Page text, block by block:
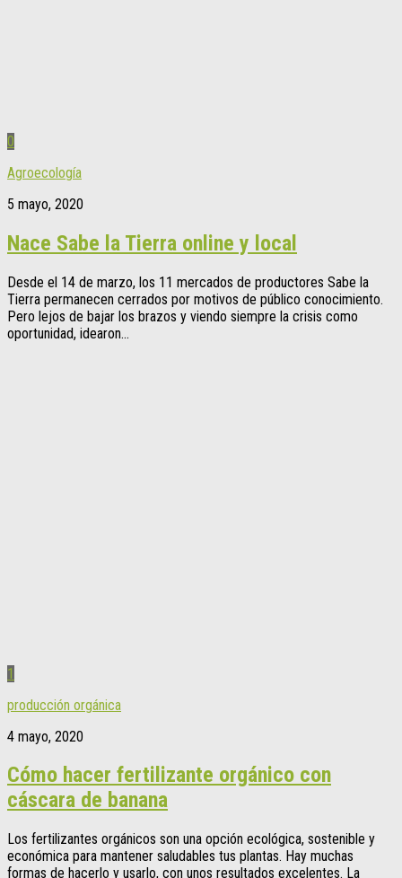
0
Agroecología
5 mayo, 2020
Nace Sabe la Tierra online y local
Desde el 14 de marzo, los 11 mercados de productores Sabe la
Tierra permanecen cerrados por motivos de público conocimiento.
Pero lejos de bajar los brazos y viendo siempre la crisis como
oportunidad, idearon...
1
producción orgánica
4 mayo, 2020
Cómo hacer fertilizante orgánico con
cáscara de banana
Los fertilizantes orgánicos son una opción ecológica, sostenible y
económica para mantener saludables tus plantas. Hay muchas
formas de hacerlo y usarlo, con unos resultados excelentes. La